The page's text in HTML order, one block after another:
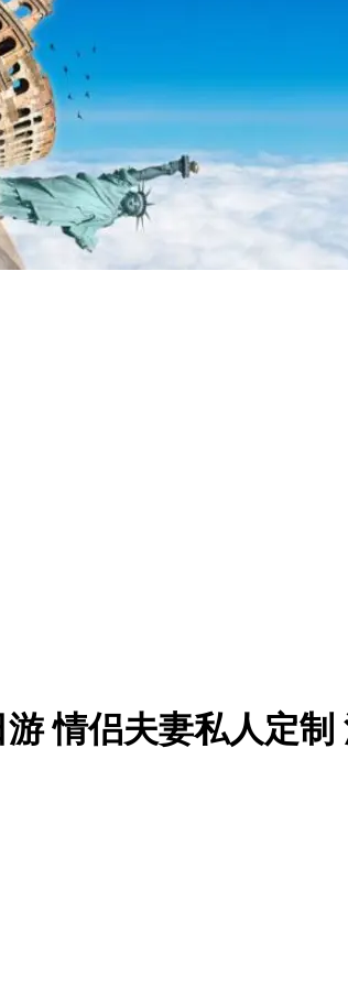
情侣夫妻私人定制